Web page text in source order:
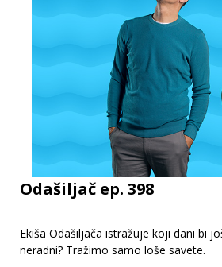
Odašiljač ep. 398
Ekiša Odašiljača istražuje koji dani bi
neradni? Tražimo samo loše savete.